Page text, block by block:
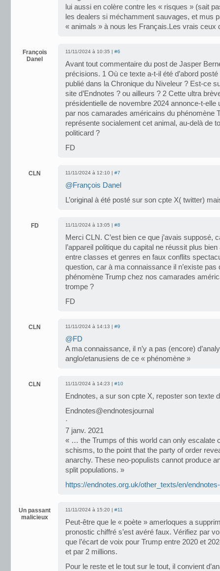
lui aussi en colère contre les « risques » (sait
les dealers si méchamment sauvages, et mus
« animals » à nous les Français.Les vrais ceux
François
Danel
11/11/2024 à 10:35 | #6
Avant tout commentaire du post de Jasper
précisions. 1 Où ce texte a-t-il été d’abord posté
publié dans la Chronique du Niveleur ? Est-ce
site d’Endnotes ? ou ailleurs ? 2 Cette ultra
présidentielle de novembre 2024 annonce-t-elle
par nos camarades américains du phénomène
représente socialement cet animal, au-delà de
politicard ?
FD
CLN 11/11/2024 à 12:10 | #7
@François Danel
L’original à été posté sur son cpte X( twitter)
FD 11/11/2024 à 13:05 | #8
Merci CLN. C’est bien ce que j’avais supposé,
l’appareil politique du capital ne réussit plus
entre classes et genres en faux conflits
question, car à ma connaissance il n’existe pas
phénomène Trump chez nos camarades
trompe ?
FD
CLN 11/11/2024 à 14:13 | #9
@FD
A ma connaissance, il n’y a pas (encore)
anglo/etanusiens de ce « phénomène »
CLN 11/11/2024 à 14:23 | #10
Endnotes, a sur son cpte X, reposter son texte
Endnotes@endnotesjournal
·
7 janv. 2021
« … the Trumps of this world can only escalate
schisms, to the point that the party of order
anarchy. These neo-populists cannot produce
split populations. »
https://endnotes.org.uk/other_texts/en/
Un passant
malicieux
11/11/2024 à 15:20 | #11
Peut-être que le « poète » amerloques a
pronostic chiffré s’est avéré faux. Vérifiez par
que l’écart de voix pour Trump entre 2020 et
et par 2 millions.
Pour le reste et le tout sur le tout, il convient